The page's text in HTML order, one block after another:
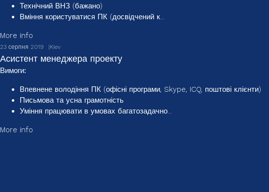
Технічний ВНЗ (бажано)
Вміння користуватися ПК (досвідчений к...
More info
Асистент менеджера проекту
23 серпня 2019 Kiev
Вимоги:
Впевнене володіння ПК (офісні програми, Skype, ICQ, поштові клієнти)
Письмова та усна грамотність
Уміння працювати в умовах багатозадачно...
More info